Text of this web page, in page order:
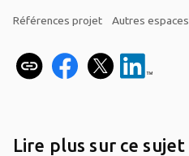
Références projet Autres espaces
Lire plus sur ce sujet